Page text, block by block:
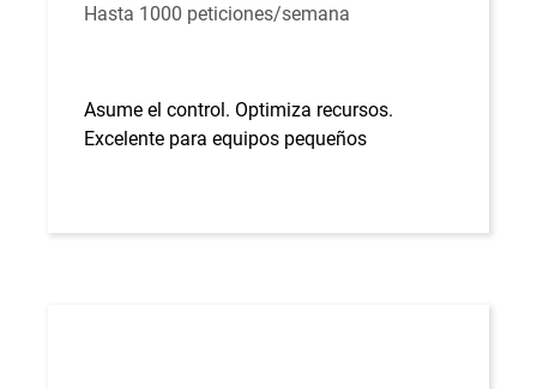
Hasta 1000 peticiones/semana
Asume el control. Optimiza recursos.
Excelente para equipos pequeños